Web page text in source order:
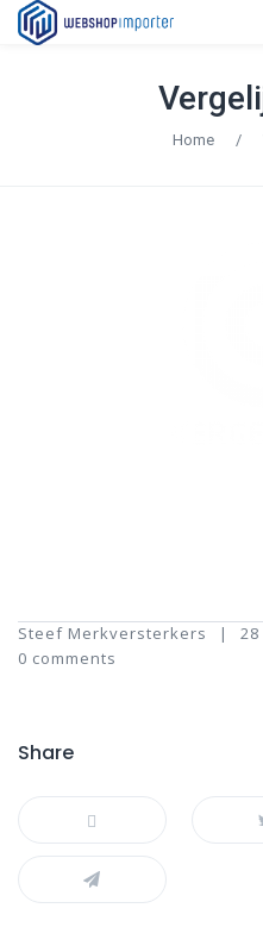
Home /
Steef Merkversterkers
0 comments
Share